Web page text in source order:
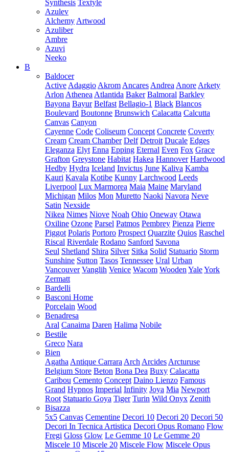
Synthesis Textyle
Azulev
Alchemy Artwood
Azuliber
Ambre
Azuvi
Neeko
B
Baldocer
Active Adaggio Akrom Ancares Andrea Anore Arkety
Arlon Athenea Atlantida Baker Balmoral Barkley
Bayona Bayur Belfast Bellagio-1 Black Blancos
Boulevard Boutonne Brunswich Calacatta Calcutta
Canvas Canyon
Cayenne Code Coliseum Concept Concrete Coverty
Cream Cream Chamber Delf Detroit Ducale Edges
Eleganza Elyt Enna Epping Eternal Even Fox Grace
Grafton Greystone Habitat Hakea Hannover Hardwood
Hedby Hydra Iceland Invictus June Kaliva Kamba
Kauri Kavala Kotibe Kunny Larchwood Leeds
Liverpool Lux Marmorea Maia Maine Maryland
Michigan Milos Mon Muretto Naoki Navora Neve
Satin Nexside
Nikea Nimes Niove Noah Ohio Oneway Otawa
Oxiline Ozone Parsel Patmos Pembrey Pienza Pierre
Piggot Polaris Portoro Prospect Quarzite Quios Raschel
Riscal Riverdale Rodano Sanford Savona
Seul Shetland Shira Silver Sitka Solid Statuario Storm
Sunshine Sutton Tasos Tennessee Ural Urban
Vancouver Vanglih Venice Wacom Wooden YaleYork
Zermatt
Bardelli
Basconi Home
Porcelain Wood
Benadresa
Aral Canaima Daren Halima Nobile
Bestile
Greco Nara
Bien
Agatha Antique Carrara Arch Arcides Arcturuse
Belgium Store Beton Bona Dea Buxy Calacatta
Caribou Cemento Concept Daino Lienzo Famous
Grand Hypnos Imperial Infinity Joya Mia Newport
Root Statuario Goya Tiger Turin Wild Onyx Zenith
Bisazza
5x5 Canvas Cementine Decori 10 Decori 20 Decori 50
Decori In Tecnica Artistica Decori Opus Romano Flow
Fregi Gloss Glow Le Gemme 10 Le Gemme 20
Miscele 10 Miscele 20 Miscele Flow Miscele Opus